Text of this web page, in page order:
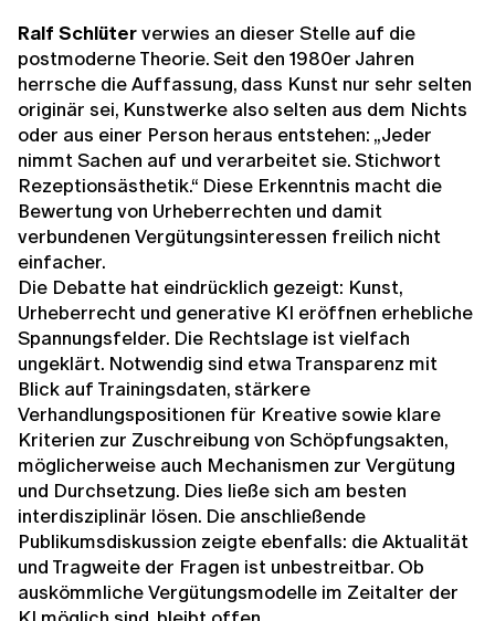
Ralf Schlüterverwies an dieser Stelle auf die
postmoderne Theorie. Seit den 1980er Jahren
herrsche die Auffassung, dass Kunst nur sehr selten
originär sei, Kunstwerke also selten aus dem Nichts
oder aus einer Person heraus entstehen: „Jeder
nimmt Sachen auf und verarbeitet sie. Stichwort
Rezeptionsästhetik.“ Diese Erkenntnis macht die
Bewertung von Urheberrechten und damit
verbundenen Vergütungsinteressen freilich nicht
einfacher.
Die Debatte hat eindrücklich gezeigt: Kunst,
Urheberrecht und generative KI eröffnen erhebliche
Spannungsfelder. Die Rechtslage ist vielfach
ungeklärt. Notwendig sind etwa Transparenz mit
Blick auf Trainingsdaten, stärkere
Verhandlungspositionen für Kreative sowie klare
Kriterien zur Zuschreibung von Schöpfungsakten,
möglicherweise auch Mechanismen zur Vergütung
und Durchsetzung. Dies ließe sich am besten
interdisziplinär lösen. Die anschließende
Publikumsdiskussion zeigte ebenfalls: die Aktualität
und Tragweite der Fragen ist unbestreitbar. Ob
auskömmliche Vergütungsmodelle im Zeitalter der